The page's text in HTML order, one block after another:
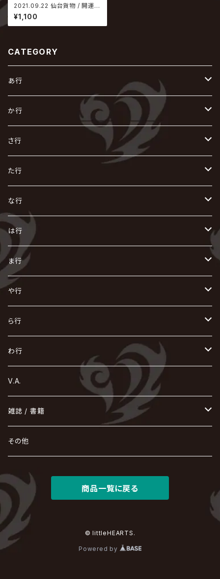
2021.09.22 仙台貨物 / 開運ざ
んまい【littleHEARTS.限定盤-
千葉ver.-】
¥1,100
CATEGORY
あ行
あ
R指定
AIOLIN
AKIHIDE
ACME / アクメ
浅葱 / ASAGI
Azavana
Acid Black Cherry
アリス九號. / ALICE NINE. / A9
有村竜太朗
ΛrlequiΩ / アルルカン
い
IKUO
exist†trace
生熊耕治
Initial'L
INORAN
色々な十字架
168 / 葵-168-
う
VIRGE / ヴァージュ
Waive
Versailles
Verde/
え
ACE OF SPADES
X JAPAN
LSN / The LEGENDARY SIX NINE
お
AURORIZE
OFIAM
か行
か
怪人二十面奏
Kαin
kein
GACKT
KAKUMAY
the GazettE
GOTCHAROCKA
cali≠gari
河村隆一
き
KISAKI
キズ
KiD
gives
KIRITO / キリト
己龍
く
Crack6
グラビティ
GRIMOIRE
黒夢
け
[ kei ] / 圭
仮病
こ
GOATBED
ゴールデンボンバー
さ行
さ
ザアザア
The THIRTEEN
Psycho le Cému
櫻井敦司
XANVALA
し
Zeke Deux
Z CLEAR
SEESAW
ジグソウ
シド
JAKIGAN MEISTER
Chanty
Janne Da Arc
す
Z CLEAR
超ジャシー
SPLENDID GOD GIRAFFE
SLAPSLY / CHIYU
せ
ゼラ
零[Hz]
そ
SOPHIA
ZOMBIE / ぞんび
た行
た
DASEIN
DAIGO
ダウト
逹瑯
DAVID / SUI / 縁
DARRELL
ち
CHAQLA.
つ
て
D
DIAURA
DEXCORE
TAKE NO BREAK
DEZERT
と
東京花嫁
Tourbillon
Dolly
TЯicKY
な行
な
NIGHTMARE
NAZARE
に
NiEL
NICOLAS
ぬ
nurié
ね
NETH PRIERE CAIN
NEVERLAND
の
NoGoD
NOCTURNAL BLOODLUST
は行
は
heidi.
H.U.G
薔薇の宮殿
BAROQUE
ひ
HERO
美炎-BIEN-
HIDE-ZOU
ビバラッシュ
ふ
Far East Dizain
Fatüm
Plastic Tree
Frantic EMIRY
Blu-BiLLioN
へ
BabyKingdom
THE BEETHOVEN
HELLBROTH / ヘルブロス
The Benjamin
ペンタゴン
ほ
POIDOL
HOLLOWGRAM
ま行
ま
THE MICRO HEAD 4N'S
MAO / マオ from SID
マツタケワークス
摩天楼オペラ
THE MADNA
み
未完成アリス
ミスイ
美良政次
MIRAGE
む
MUCC / ムック
め
メトロノーム
MERRY / メリー
も
THE MORTAL
最上川司
や行
や
ヤミテラ / 外道反逆者ヤミテラ
ゆ
YUKIYA / 藤田幸也
ユナイト
よ
ら行
ら
rice
Rides In ReVellion
La'veil MizeriA
LAB.THE BASEMENT / ラボ ザ ベヰスメント
RAN / 蘭
り
Leetspeak monsters
Ricky
RENAME
LIBRAVEL / リブラヴェル
る
Ruiza
LUNA SEA
れ
the Raid.
REIGN
Royz
Rorschach.inc
わ行
わ
wyse
我が為
V.A.
雑誌 / 書籍
hévn
その他
商品一覧に戻る
© littleHEARTS.
Powered by